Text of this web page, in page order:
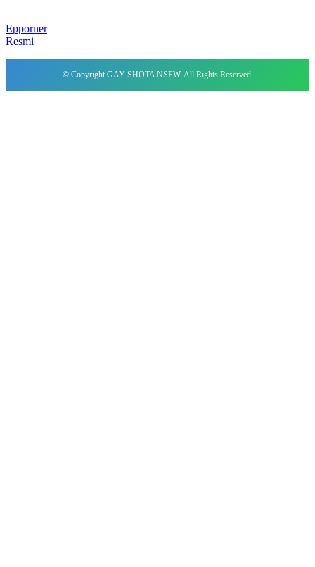
Epporner
Resmi
© Copyright GAY SHOTA NSFW. All Rights Reserved.